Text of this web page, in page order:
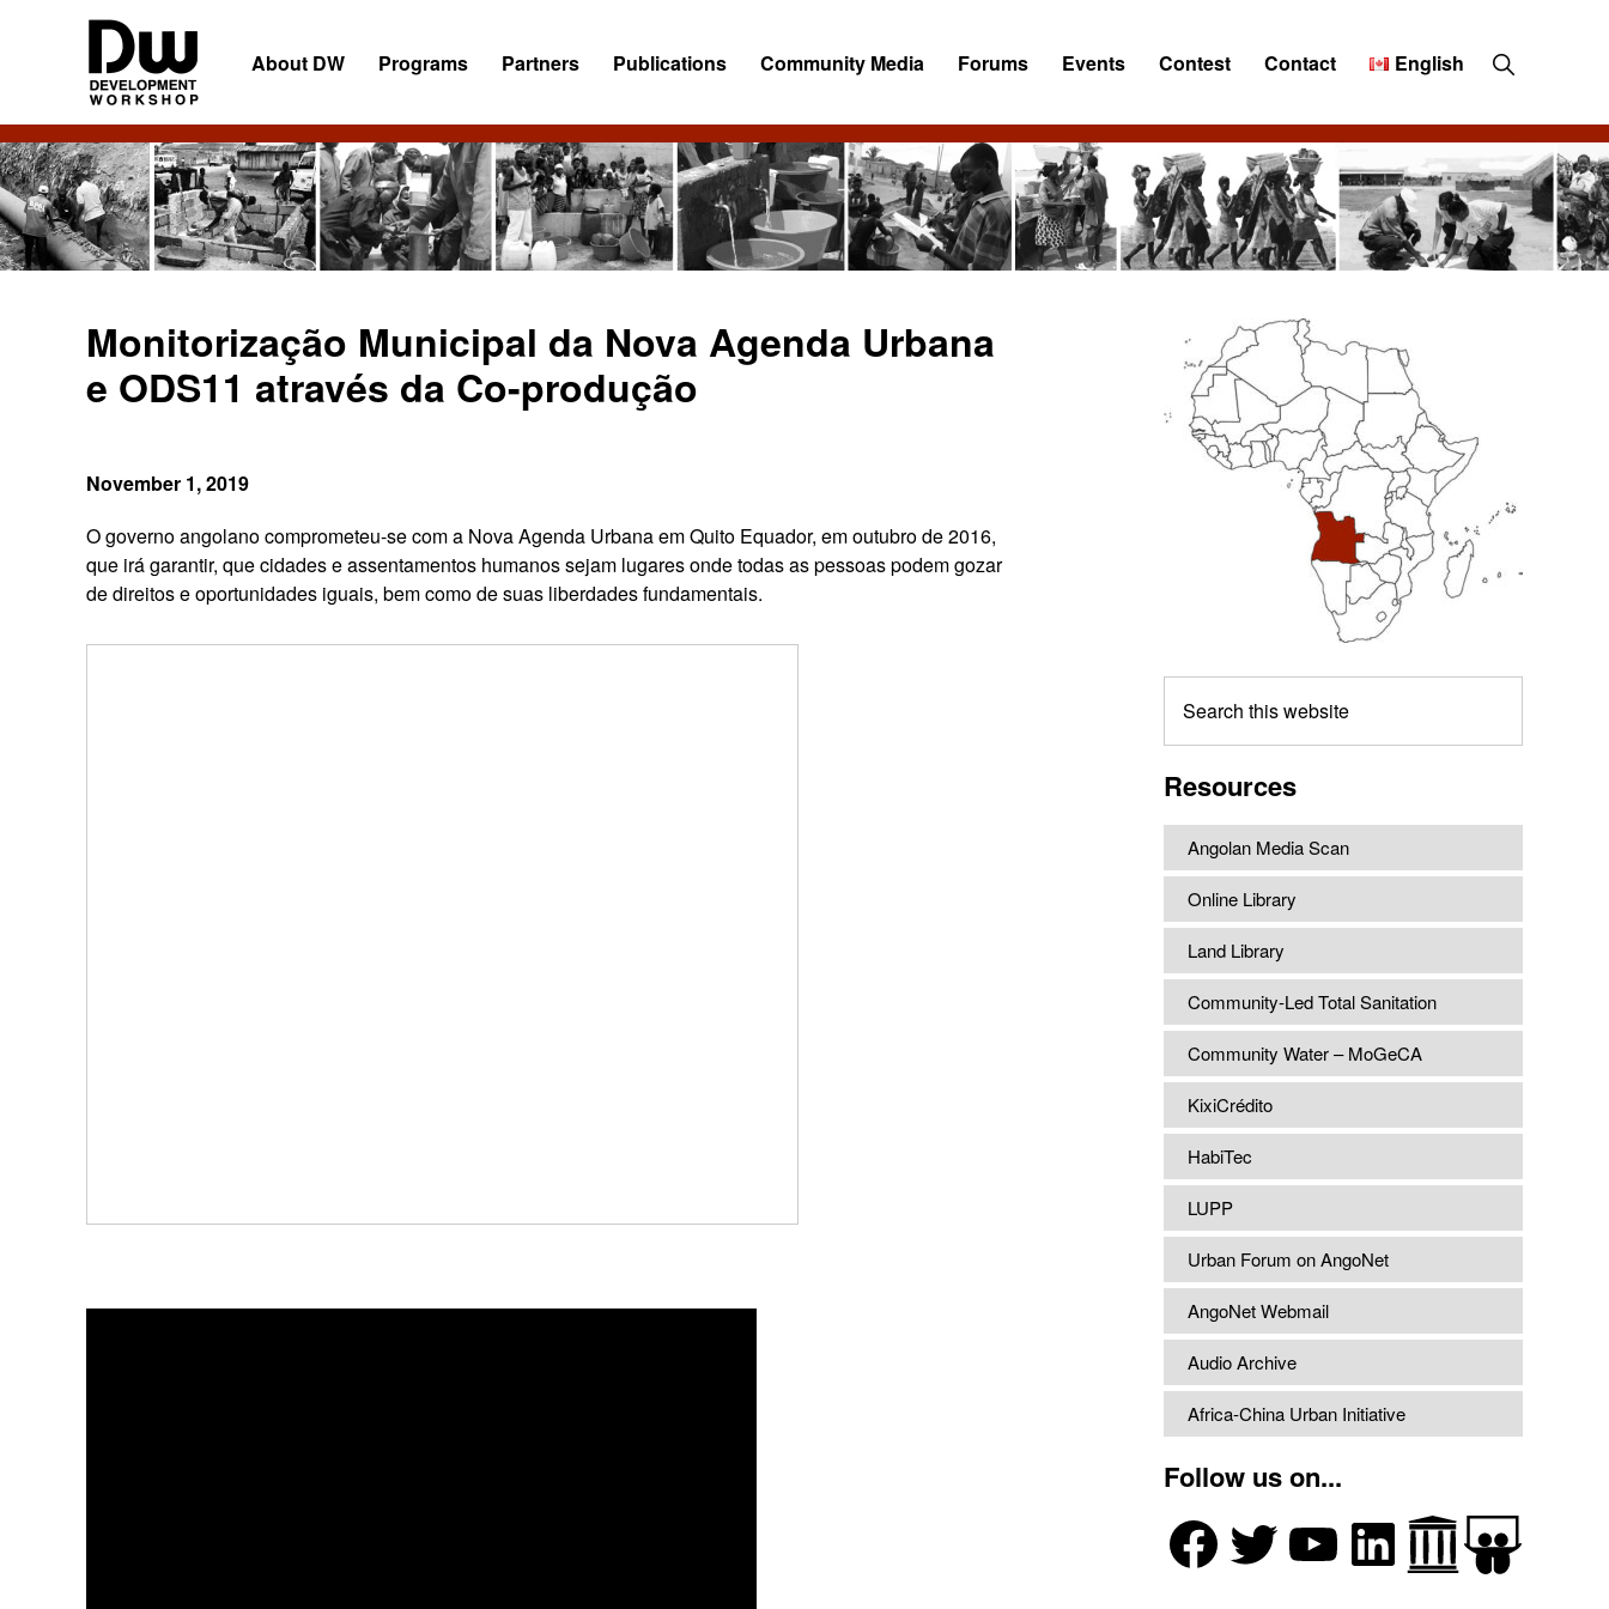
DW
Angola
Development
Workshop
Angola
About DW Programs Partners Publications Community Media Forums Events Contest Contact English Show
Search
Monitorização Municipal da Nova Agenda Urbana
e ODS11 através da Co-produção
November 1, 2019
O governo angolano comprometeu-se com a Nova Agenda Urbana em Quito Equador, em outubro de 2016,
que irá garantir, que cidades e assentamentos humanos sejam lugares onde todas as pessoas podem gozar
de direitos e oportunidades iguais, bem como de suas liberdades fundamentais.
Primary
Sidebar
this
Resources
Angolan Media Scan
Online Library
Land Library
Community-Led Total Sanitation
Community Water – MoGeCA
KixiCrédito
HabiTec
LUPP
Urban Forum on AngoNet
AngoNet Webmail
Audio Archive
Africa-China Urban Initiative
Follow us on...